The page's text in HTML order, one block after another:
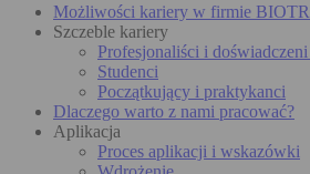
Możliwości kariery w firmie
Szczeble kariery
Profesjonaliści i
Studenci
Początkujący i praktykanci
Dlaczego warto z nami pracować?
Aplikacja
Proces aplikacji i wskazówki